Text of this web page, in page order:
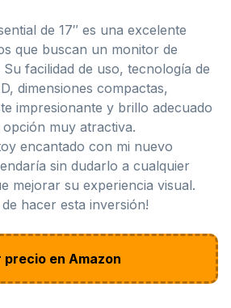
de 17″ es una excelente
que buscan un monitor de
facilidad de uso, tecnología de
dimensiones compactas,
impresionante y brillo adecuado
muy atractiva.
encantado con mi nuevo
sin dudarlo a cualquier
mejorar su experiencia visual.
hacer esta inversión!
precio en Amazon